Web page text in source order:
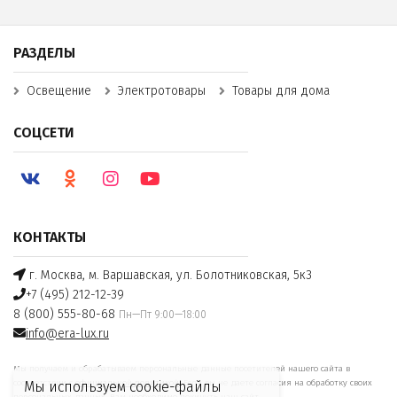
Мы используем cookie-файлы
КОНТАКТЫ
г. Москва, м. Варшавская, ул. Болотниковская, 5к3
+7 (495) 212-12-39
8 (800) 555-80-68 Пн—Пт 9:00—18:00
info@era-lux.ru
Мы получаем и обрабатываем персональные данные посетителей нашего сайта в
соответствии софициальной политикой. Если вы не даете согласия на обработку своих
РАЗДЕЛЫ
Освещение Электротовары Товары для дома
СОЦСЕТИ